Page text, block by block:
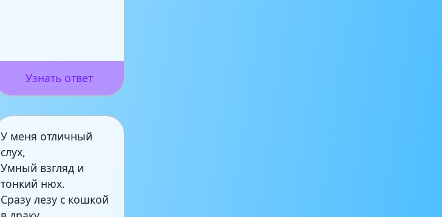
Узнать ответ
У меня отличный
слух,
Умный взгляд и
тонкий нюх.
Сразу лезу с кошкой